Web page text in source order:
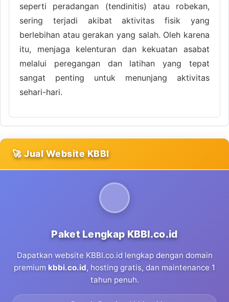
seperti peradangan (tendinitis) atau robekan,
sering terjadi akibat aktivitas fisik yang
berlebihan atau gerakan yang salah. Oleh karena
itu, menjaga kelenturan dan kekuatan asabat
melalui peregangan dan latihan yang tepat
sangat penting untuk menunjang aktivitas
sehari-hari.
🚀 Jual Website KBBI
Paket Lengkap KBBI.co.id
Dapatkan website KBBI.co.id lengkap dengan domain
premium kbbi.co.id, hosting gratis, dan maintenance 1
tahun penuh.